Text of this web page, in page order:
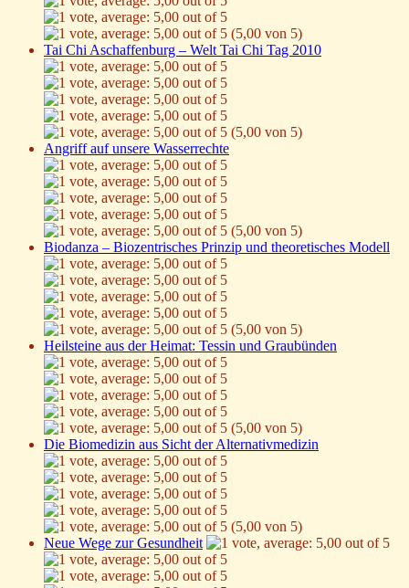
(5,00 von 5)
Tai Chi Aschaffenburg – Welt Tai Chi Tag 2010
(5,00 von 5)
Angriff auf unsere Wasserrechte
(5,00 von 5)
Biodanza – Biozentrisches Prinzip und theoretisches Modell
(5,00 von 5)
Heilsteine aus der Heimat: Tessin und Graubünden
(5,00 von 5)
Die Biomedizin aus Sicht der Alternativmedizin
(5,00 von 5)
Neue Wege zur Gesundheit